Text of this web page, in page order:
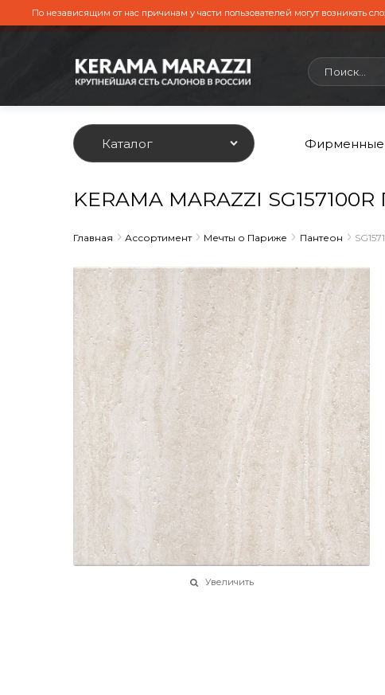
По независящим от нас причинам у части пользователей могут возникать
Каталог Фирменные
KERAMA MARAZZI
Главная Ассортимент Мечты о Париже Пантеон
Увеличить